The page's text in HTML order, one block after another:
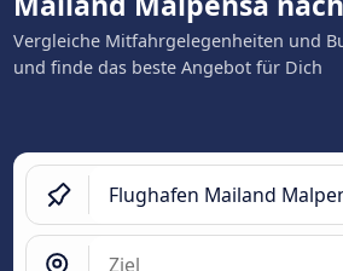
Vergleiche Mitfahrgelegenheiten und
und finde das beste Angebot für Dich